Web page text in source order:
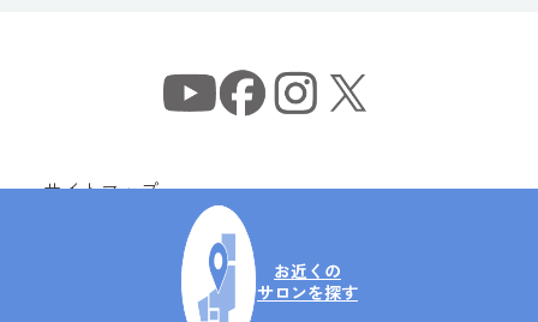
お近くの
サロンを探す
サイトマップ
個人情報保護方針
情報セキュリティ基本方針
Copyright© Dr Recella All Rights Reserved.